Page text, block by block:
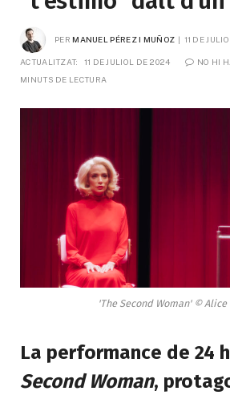
PER MANUEL PÉREZ I MUÑOZ 11 DE
ACTUALITZAT: 11 DE JULIOL DE 2024 NO HI
MINUTS DE LECTURA
'The Second Woman' ©
La performance de 24
Second Woman,